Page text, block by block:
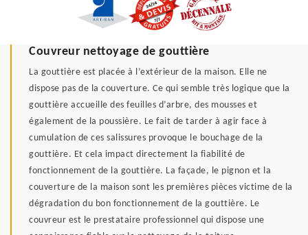
Couvreur nettoyage de gouttière
La gouttière est placée à l’extérieur de la maison. Elle ne
dispose pas de la couverture. Ce qui semble très logique que la
gouttière accueille des feuilles d’arbre, des mousses et
également de la poussière. Le fait de tarder à agir face à
cumulation de ces salissures provoque le bouchage de la
gouttière. Et cela impact directement la fiabilité de
fonctionnement de la gouttière. La façade, le pignon et la
couverture de la maison sont les premières pièces victime de la
dégradation du bon fonctionnement de la gouttière. Le
couvreur est le prestataire professionnel qui dispose une